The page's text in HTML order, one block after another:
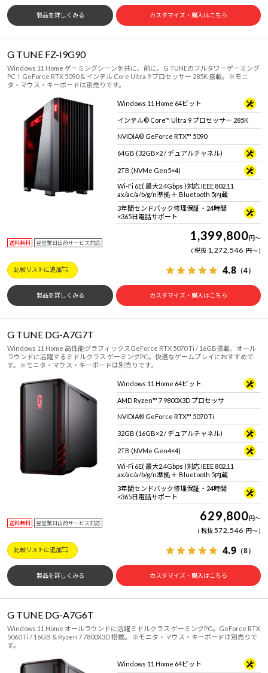
製品を詳しくみる カスタマイズ・購入はこちら
G TUNE FZ-I9G90
Windows 11 Home ゲーミングシーンを共に、前に。G TUNEのフルタワーゲーミング
PC！GeForce RTX 5090 & インテル Core Ultra 9 プロセッサー 285K 搭載。※モニ
タ・マウス・キーボードは別売りです。
Windows 11 Home 64ビット
インテル® Core™ Ultra 9 プロセッサー 285K
NVIDIA® GeForce RTX™ 5090
64GB (32GB×2 / デュアルチャネル)
2TB (NVMe Gen5×4)
Wi-Fi 6E( 最大2.4Gbps )対応 IEEE 802.11
ax/ac/a/b/g/n準拠 ＋ Bluetooth 5内蔵
3年間センドバック修理保証・24時間
×365日電話サポート
送料無料 翌営業日出荷サービス対応 1,399,800円～
税抜 1,272,546 円～
比較リストに追加 4.8 （4）
製品を詳しくみる カスタマイズ・購入はこちら
G TUNE DG-A7G7T
Windows 11 Home 高性能グラフィックスGeForce RTX 5070 Ti / 16GB搭載、オール
ラウンドに活躍するミドルクラス ゲーミングPC。快適なゲームプレイにおすすめで
す。※モニタ・マウス・キーボードは別売りです。
Windows 11 Home 64ビット
AMD Ryzen™ 7 9800X3D プロセッサ
NVIDIA® GeForce RTX™ 5070 Ti
32GB (16GB×2 / デュアルチャネル)
2TB (NVMe Gen4×4)
Wi-Fi 6E( 最大2.4Gbps )対応 IEEE 802.11
ax/ac/a/b/g/n準拠 ＋ Bluetooth 5内蔵
3年間センドバック修理保証・24時間
×365日電話サポート
送料無料 翌営業日出荷サービス対応 629,800円～
税抜572,546 円～
比較リストに追加 4.9 （8）
製品を詳しくみる カスタマイズ・購入はこちら
G TUNE DG-A7G6T
Windows 11 Home オールラウンドに活躍ミドルクラス ゲーミングPC。GeForce RTX
5060 Ti / 16GB & Ryzen 7 7800X3D 搭載。 ※モニタ・マウス・キーボードは別売りで
す。
Windows 11 Home 64ビット